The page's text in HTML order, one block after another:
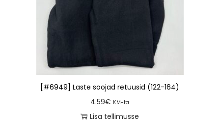
[#6949] Laste soojad retuusid (122-164)
4.59€ KM-ta
Lisa tellimusse